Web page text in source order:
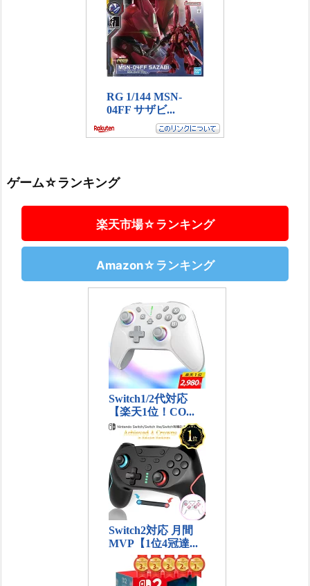
ゲーム☆ランキング
楽天市場☆ランキング
Amazon☆ランキング